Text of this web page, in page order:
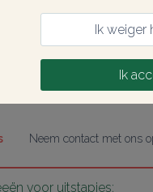
Ik weiger
Ik
Neem contact met ons
voor uitstapjes: